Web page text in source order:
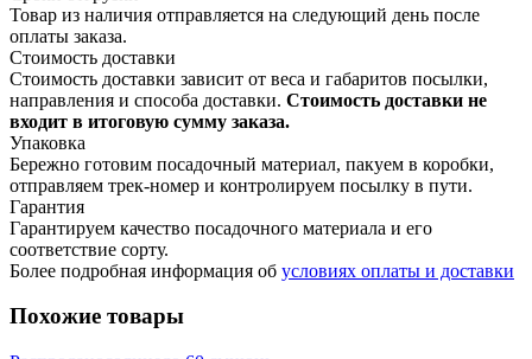
Товар из наличия отправляется на следующий день после
оплаты заказа.
Стоимость доставки
Стоимость доставки зависит от веса и габаритов посылки,
направления и способа доставки. Стоимость доставки не
входит в итоговую сумму заказа.
Упаковка
Бережно готовим посадочный материал, пакуем в коробки,
отправляем трек-номер и контролируем посылку в пути.
Гарантия
Гарантируем качество посадочного материала и его
соответствие сорту.
Более подробная информация об условиях оплаты и доставки
Похожие товары